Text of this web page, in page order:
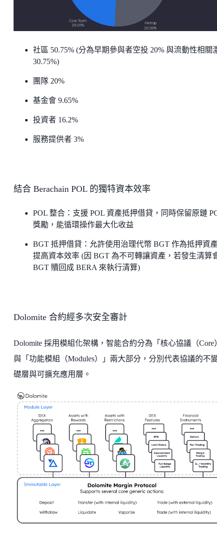
社區 50.75% (分為早期參與者空投 20% 與流動性相關
30.75%)
團隊 20%
基金會 9.65%
投資者 16.2%
服務提供者 3%
結合 Berachain POL 的獨特資本效率
POL 整合：支援 POL 資產抵押借貸，同時保留原鏈
獎勵，能循環操作最大化收益
BGT 抵押借貸：允許使用治理代幣 BGT 作為抵押資
提高資本效率 (因 BGT 為不可轉讓資產，若發生清算
BGT 贖回成 BERA 來執行清算)
Dolomite 合約經多次安全審計
Dolomite 採用模組化架構，智能合約分為「核心協議（Core
與「功能模組（Modules）」兩大部分，分別代表協議的不
礎層與可擴充應用層。